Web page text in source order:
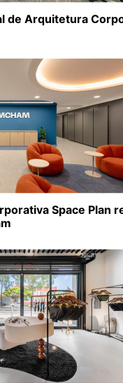
de Arquitetura
Space Plan